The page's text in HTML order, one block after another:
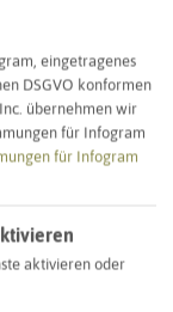
ein
eingetragenes
DSGVO konformen
übernehmen wir
für Infogram
für Infogram
aktivieren oder